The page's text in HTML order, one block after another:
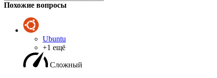
Похожие вопросы
Ubuntu
+1 ещё
Сложный